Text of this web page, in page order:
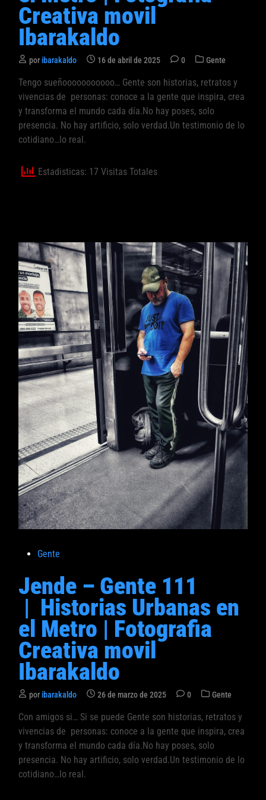
a
d
e
n
Creativa movil
Ibarakaldo
poribarakaldo 16 de abril de 2025 0
P
b
c
Gente
Tengo sueñooooooooooo… Gente son historias, retratos y
vivencias de personas: conoce a la gente que inspira, crea
y transforma el mundo cada día.No hay poses, solo
presencia. No hay artificio, solo verdad.Un testimonio de lo
cotidiano…lo real.
Estadisticas: 17 Visitas Totales
l
c
a
d
e
n
Gente
Jende – Gente 111
| Historias Urbanas en
el Metro | Fotografia
Creativa movil
Ibarakaldo
poribarakaldo 26 de marzo de 2025 0
P
b
l
i
c
Gente
Con amigos si… Si se puede Gente son historias, retratos y
vivencias de personas: conoce a la gente que inspira, crea
y transforma el mundo cada día.No hay poses, solo
presencia. No hay artificio, solo verdad.Un testimonio de lo
cotidiano…lo real.